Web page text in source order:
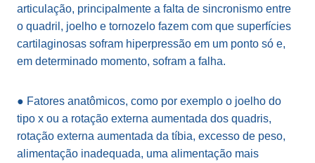
articulação, principalmente a falta de sincronismo entre
o quadril, joelho e tornozelo fazem com que superfícies
cartilaginosas sofram hiperpressão em um ponto só e,
em determinado momento, sofram a falha.
● Fatores anatômicos, como por exemplo o joelho do
tipo x ou a rotação externa aumentada dos quadris,
rotação externa aumentada da tíbia, excesso de peso,
alimentação inadequada, uma alimentação mais